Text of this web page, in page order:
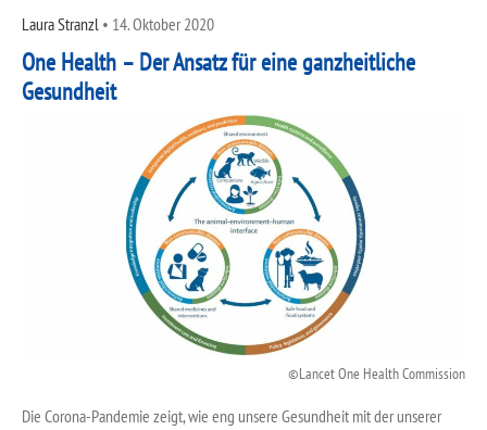
Laura Stranzl • 14. Oktober 2020
One Health – Der Ansatz für eine ganzheitliche
Gesundheit
Lancet One Health Commission
Die Corona-Pandemie zeigt, wie eng unsere Gesundheit mit der unserer